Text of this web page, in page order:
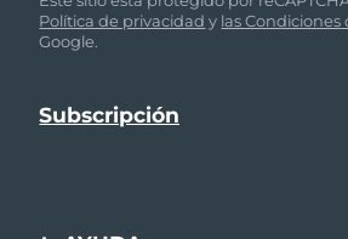
Suecia
Suiza
Política de privacidad y las Condiciones
Google.